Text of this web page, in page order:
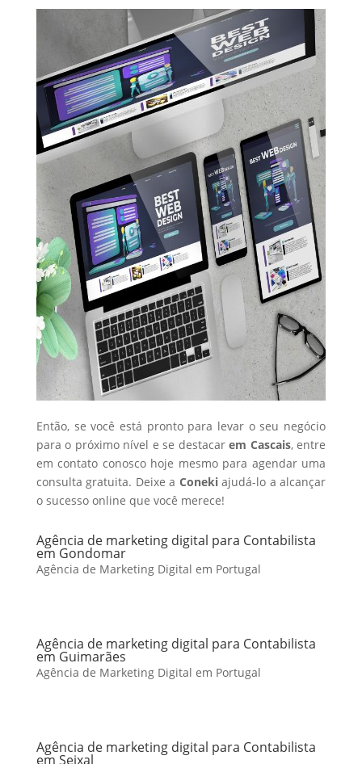
Então, se você está pronto para levar o seu negócio
para o próximo nível e se destacarem Cascais, entre
em contato conosco hoje mesmo para agendar uma
consulta gratuita. Deixe a Conekiajudá-lo a alcançar
o sucesso online que você merece!
Agência de marketing digital para Contabilista
em Gondomar
Agência de Marketing Digital em Portugal
Agência de marketing digital para Contabilista
em Guimarães
Agência de Marketing Digital em Portugal
Agência de marketing digital para Contabilista
em Seixal